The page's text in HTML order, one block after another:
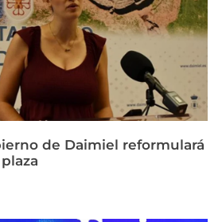
de Daimiel reformulará